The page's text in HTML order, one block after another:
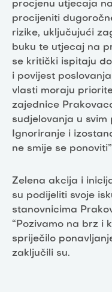
procjenu utjecaja
procijeniti
rizike, uključujući
buku te utjecaj na
se kritički ispitaju
i povijest
vlasti moraju
zajednice
sudjelovanja u svim
Ignoriranje i
ne smije se
Zelena akcija i
su podijeliti svoje
stanovnicima
“Pozivamo na brz i
spriječilo
zaključili su.